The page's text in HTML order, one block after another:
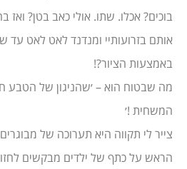
בוכים? אכלו. שתו. אולי כאב בטן? ואז
אותם בזרועותיי ומנדנד לאט לאט עד
באמצעות הציור?!
מה שבטוח הוא – ׳שהניגון של הטבע
המשחית !׳
צייר לי תקווה היא תערוכה של